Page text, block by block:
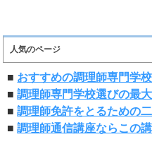
人気のページ
■ おすすめの調理師専門学校
■調理師専門学校選びの最
■調理師免許をとるための
■調理師通信講座ならこの